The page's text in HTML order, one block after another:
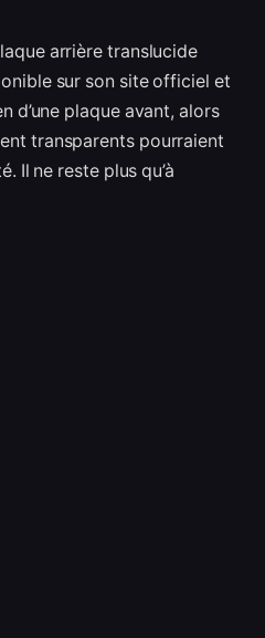
arrière translucide
sur son site officiel et
d’une plaque avant, alors
transparents pourraient
Il ne reste plus qu’à